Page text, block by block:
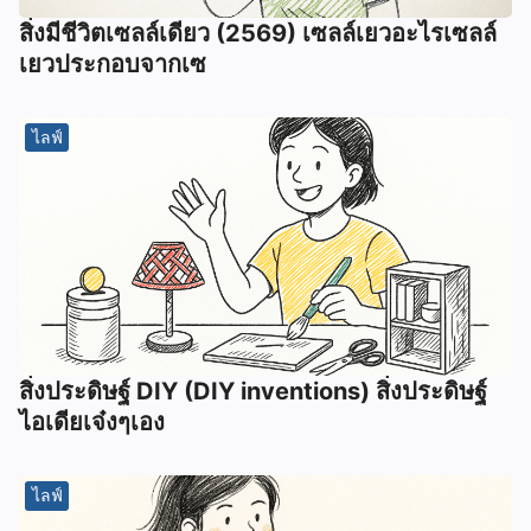
สิ่งมีชีวิตเซลล์เดียว (2569) เซลล์เยวอะไรเซลล์
เยวประกอบจากเซ
ไลฟ์
สิ่งประดิษฐ์ DIY (DIY inventions) สิ่งประดิษฐ์
ไอเดียเจ๋งๆเอง
ไลฟ์